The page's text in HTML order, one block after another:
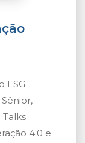
ESG
4.0 e